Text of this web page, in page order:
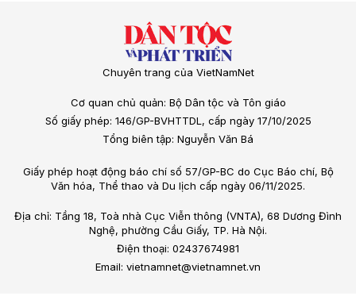
Chuyên trang của VietNamNet
Cơ quan chủ quản: Bộ Dân tộc và Tôn giáo
Số giấy phép: 146/GP-BVHTTDL, cấp ngày 17/10/2025
Tổng biên tập: Nguyễn Văn Bá
Giấy phép hoạt động báo chí số 57/GP-BC do Cục Báo chí, Bộ
Văn hóa, Thể thao và Du lịch cấp ngày 06/11/2025.
Địa chỉ: Tầng 18, Toà nhà Cục Viễn thông (VNTA), 68 Dương Đình
Nghệ, phường Cầu Giấy, TP. Hà Nội.
Điện thoại: 02437674981
Email: vietnamnet@vietnamnet.vn